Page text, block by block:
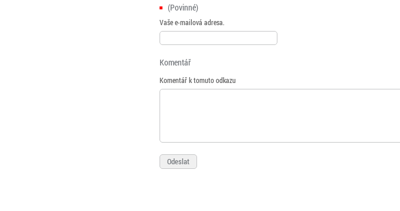
(Povinné)
Vaše e-mailová adresa.
Komentář
Komentář k tomuto odkazu